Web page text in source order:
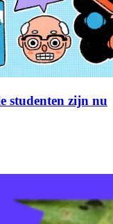
studenten zijn nu